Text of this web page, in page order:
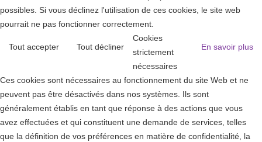
possibles. Si vous déclinez l'utilisation de ces cookies, le site web
pourrait ne pas fonctionner correctement.
Tout accepter Tout décliner En savoir plus
Cookies
strictement
nécessaires
Ces cookies sont nécessaires au fonctionnement du site Web et ne
peuvent pas être désactivés dans nos systèmes. Ils sont
généralement établis en tant que réponse à des actions que vous
avez effectuées et qui constituent une demande de services, telles
que la définition de vos préférences en matière de confidentialité, la